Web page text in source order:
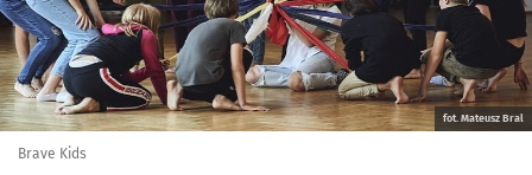
fot. Mateusz Bral
Brave Kids